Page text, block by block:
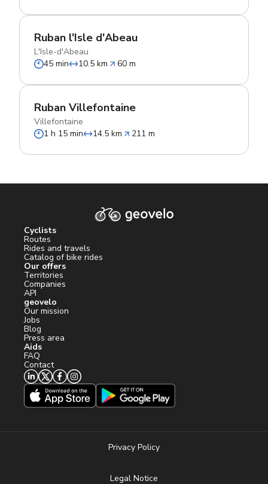
Ruban l'Isle d'Abeau
L'Isle-d'Abeau
45 min
10.5 km 60 m
Ruban Villefontaine
Villefontaine
1 h 15 min
14.5 km 211 m
Cyclists
Routes
Rides and travels
Catalog of bike rides
Our offers
Territories
Companies
API
geovelo
Our mission
Jobs
Blog
Press area
Aids
FAQ
Contact
Privacy Policy
Legal Notice